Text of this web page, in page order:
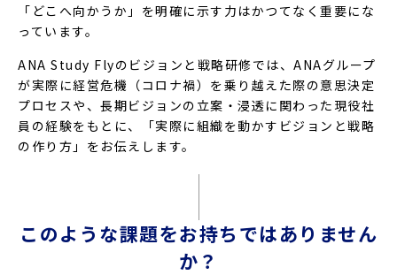
「どこへ向かうか」を明確に示す力はかつてなく重要にな
っています。
ANA Study Flyのビジョンと戦略研修では、ANAグループ
が実際に経営危機（コロナ禍）を乗り越えた際の意思決定
プロセスや、長期ビジョンの立案・浸透に関わった現役社
員の経験をもとに、「実際に組織を動かすビジョンと戦略
の作り方」をお伝えします。
このような課題をお持ちではありません
か？